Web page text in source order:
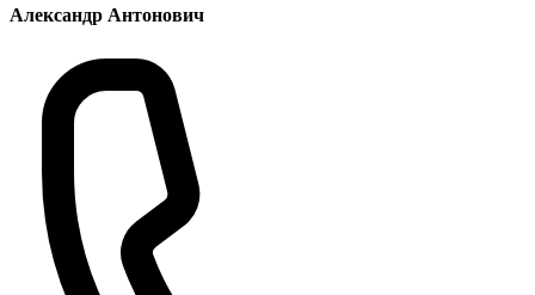
Александр Антонович